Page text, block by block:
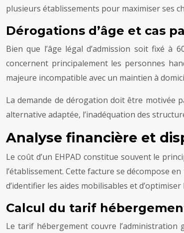
plusieurs établissements pour maximiser ses
Dérogations d’âge et cas
Bien que l’âge légal d’admission soit fixé à
concernent principalement les personnes
majeure incompatible avec un maintien à
La demande de dérogation doit être motivée
alternative adaptée, l’inadéquation des
Analyse financière et
Le coût d’un EHPAD constitue souvent le
l’établissement. Cette facture se décompose
d’identifier les aides mobilisables et
Calcul du tarif
Le tarif hébergement couvre l’administration